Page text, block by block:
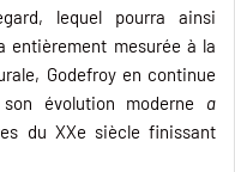
lequel pourra ainsi
entièrement mesurée à la
Godefroy en continue
évolution moderne a
du XXe siècle finissant